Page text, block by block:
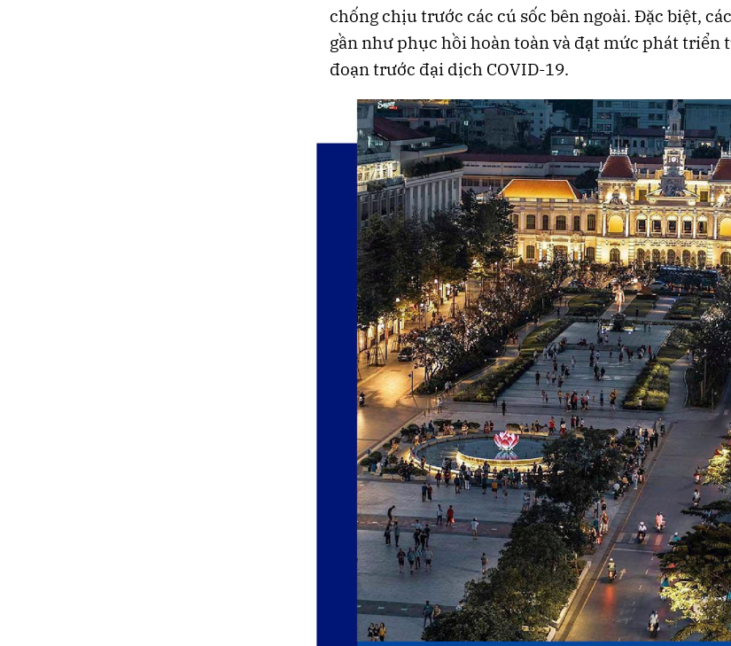
chống chịu trước các cú sốc bên ngoài. Đặc biệt,
gần như phục hồi hoàn toàn và đạt mức phát triển
đoạn trước đại dịch COVID-19.